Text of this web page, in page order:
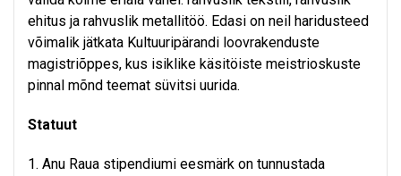
ehitus ja rahvuslik metallitöö. Edasi on neil haridusteed
võimalik jätkata Kultuuripärandi loovrakenduste
magistriõppes, kus isiklike käsitöiste meistrioskuste
pinnal mõnd teemat süvitsi uurida.
Statuut
1. Anu Raua stipendiumi eesmärk on tunnustada